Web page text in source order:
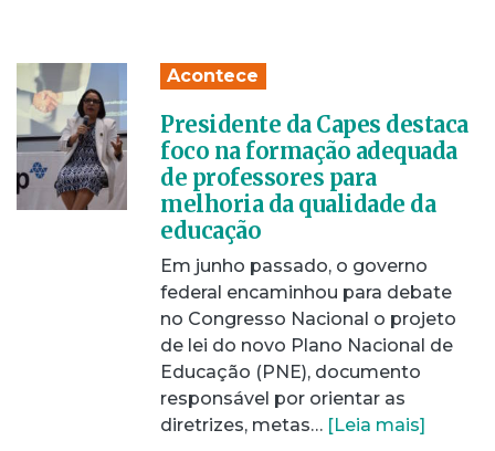
Acontece
Presidente da Capes destaca
foco na formação adequada
de professores para
melhoria da qualidade da
educação
Em junho passado, o governo
federal encaminhou para debate
no Congresso Nacional o projeto
de lei do novo Plano Nacional de
Educação (PNE), documento
responsável por orientar as
diretrizes, metas… [Leia mais]